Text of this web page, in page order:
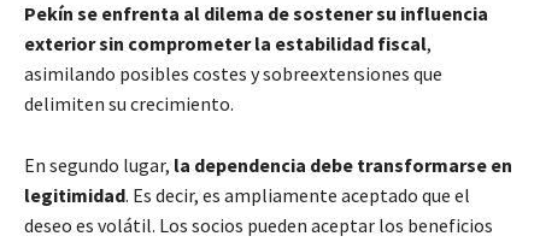
Pekín se enfrenta al dilema de sostener su influencia
exterior sin comprometer la estabilidad fiscal,
asimilando posibles costes y sobreextensiones que
delimiten su crecimiento.
En segundo lugar, la dependencia debe transformarse en
legitimidad. Es decir, es ampliamente aceptado que el
deseo es volátil. Los socios pueden aceptar los beneficios